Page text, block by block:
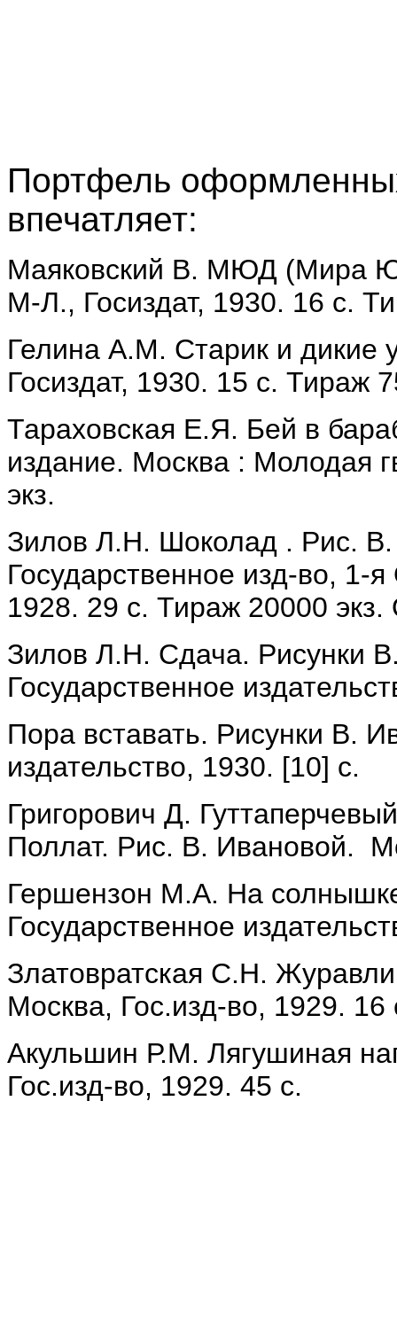
Портфель
впечатляет:
Маяковский В. МЮД (Мира
М-Л., Госиздат, 1930. 16 с.
Гелина А.М. Старик и дикие
Госиздат, 1930. 15 с. Тираж
Тараховская Е.Я. Бей в
издание. Москва : Молодая
экз.
Зилов Л.Н. Шоколад . Рис.
Государственное изд-во, 1-
1928. 29 с. Тираж 20000 экз.
Зилов Л.Н. Сдача. Рисунки
Государственное
Пора вставать. Рисунки В.
издательство, 1930. [10] с.
Григорович Д.
Поллат. Рис. В. Ивановой.
Гершензон М.А. На
Государственное
Златовратская С.Н.
Москва, Гос.изд-во, 1929. 16
Акульшин Р.М. Лягушиная
Гос.изд-во, 1929. 45 с.